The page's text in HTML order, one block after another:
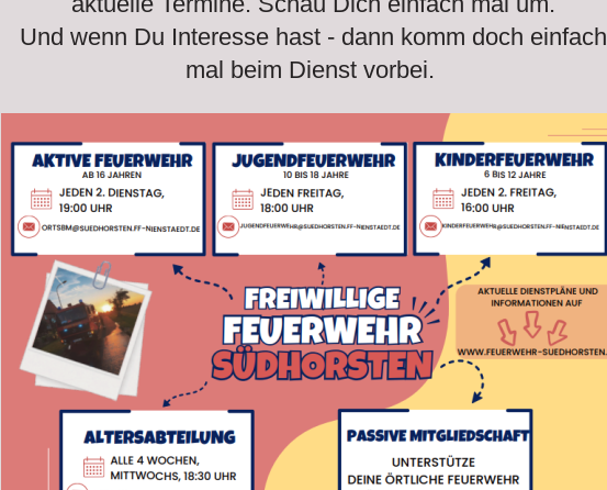
Und wenn Du Interesse hast - dann komm doch einfach
mal beim Dienst vorbei.